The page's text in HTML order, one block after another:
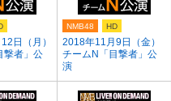
日（月）
撃者」公
2018年11月9日（金）
チームN「目撃者」公
演
NMB48 HD